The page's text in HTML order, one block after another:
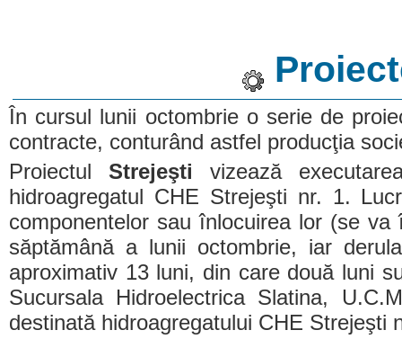
În cursul lunii octombrie o serie de
contracte, conturând astfel producţia
Proiectul Strejeşti vizează
hidroagregatul CHE Strejeşti nr. 1.
componentelor sau înlocuirea lor (se
săptămână a lunii octombrie, iar
aproximativ 13 luni, din care două luni
Sucursala Hidroelectrica Slatina,
destinată hidroagregatului CHE